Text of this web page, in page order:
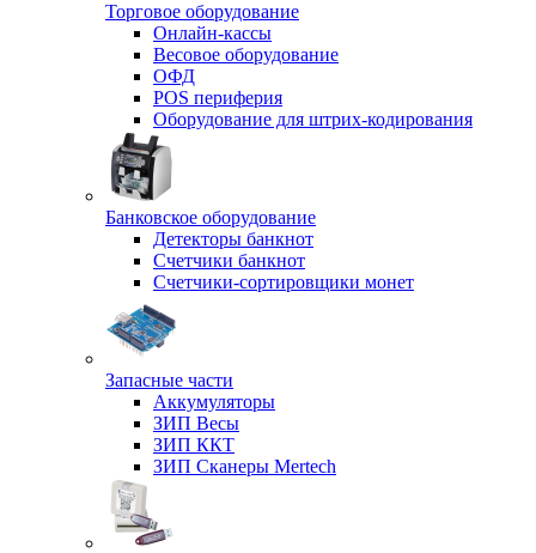
Торговое оборудование
Онлайн-кассы
Весовое оборудование
ОФД
POS периферия
Оборудование для штрих-кодирования
Банковское оборудование
Детекторы банкнот
Счетчики банкнот
Счетчики-сортировщики монет
Запасные части
Аккумуляторы
ЗИП Весы
ЗИП ККТ
ЗИП Сканеры Mertech